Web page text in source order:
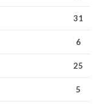
31
6
25
5